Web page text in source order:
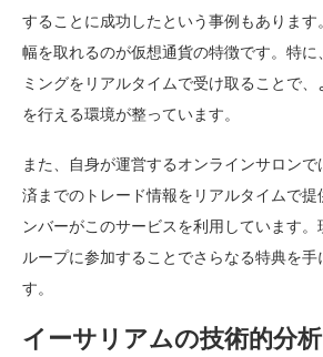
することに成功したという事例もあります
幅を取れるのが仮想通貨の特徴です。特に
ミングをリアルタイムで受け取ることで
を行える環境が整っています。
また、自身が運営するオンラインサロン
済までのトレード情報をリアルタイムで提
ンバーがこのサービスを利用しています。
ループに参加することでさらなる特典を手
す。
イーサリアムの技術的分析